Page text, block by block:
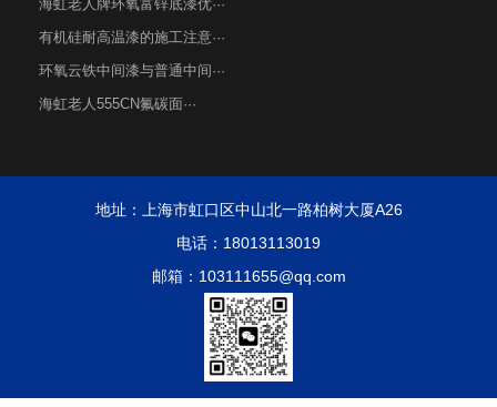
海虹老人牌环氧富锌底漆优···
有机硅耐高温漆的施工注意···
环氧云铁中间漆与普通中间···
海虹老人555CN氟碳面···
地址：上海市虹口区中山北一路柏树大厦A26
电话：18013113019
邮箱：103111655@qq.com